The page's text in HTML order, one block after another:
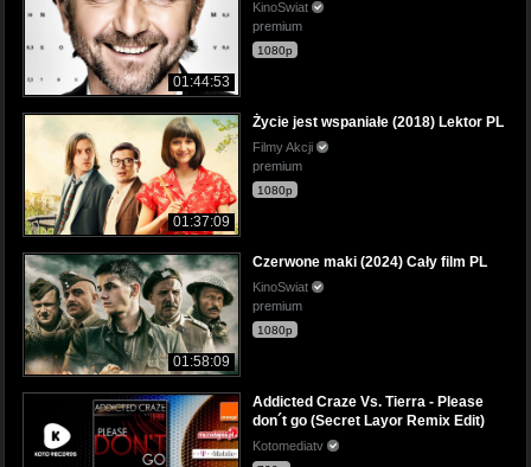
01:44:53
KinoSwiat
premium
1080p
01:37:09
Życie jest wspaniałe (2018) Lektor PL
Filmy Akcji
premium
1080p
01:58:09
Czerwone maki (2024) Cały film PL
KinoSwiat
premium
1080p
Addicted Craze Vs. Tierra - Please
don´t go (Secret Layor Remix Edit)
Kotomediatv